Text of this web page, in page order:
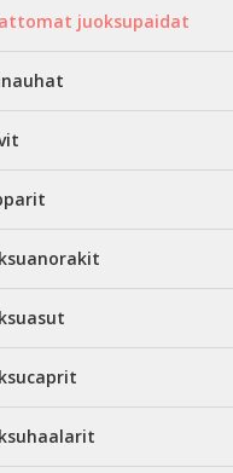
juoksupaidat